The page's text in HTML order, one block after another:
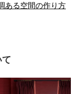
ある空間の作り方